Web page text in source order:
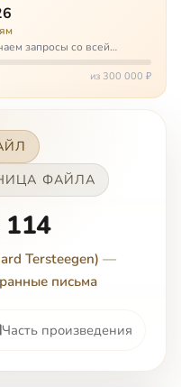
запросы со всей
в школу. Семьи с больными
без пап или мам,из 300 000 ₽
ФАЙЛА
Tersteegen) —
письма
Часть произведения